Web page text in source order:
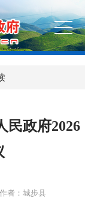
民政府2026
者：城步县